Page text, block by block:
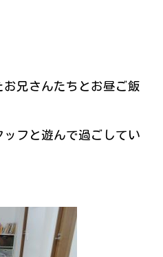
兄さんたちとお昼ご飯
フと遊んで過ごしてい